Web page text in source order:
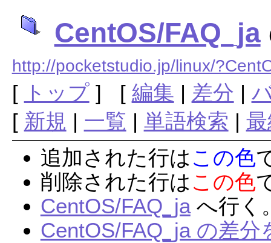
CentOS/FAQ_ja
http://pocketstudio.jp/linux/
[ トップ] [ 編集 | 差分 |
[ 新規 | 一覧 | 単語検索 |
追加された行は この色
削除された行は この色
CentOS/FAQ_jaへ行く
CentOS/FAQ_ja の差分